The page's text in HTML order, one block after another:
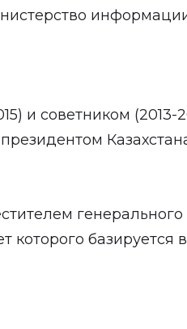
и советником (2013-
генерального
которого базируется в